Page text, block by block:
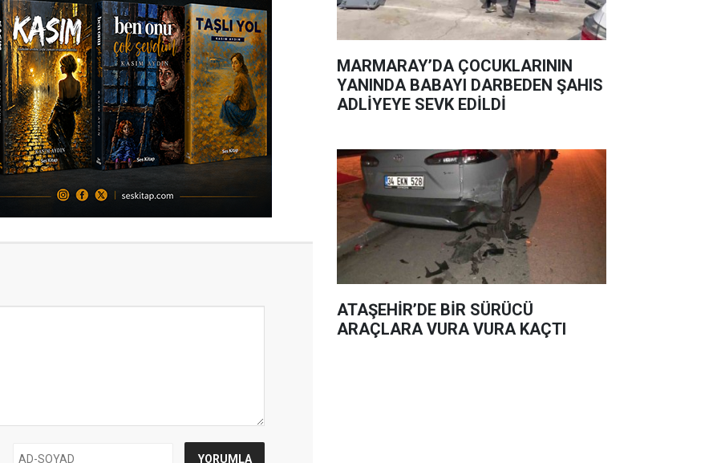
MARMARAY’DA ÇOCUKLARININ
YANINDA BABAYI DARBEDEN ŞAHIS
ADLİYEYE SEVK EDİLDİ
ATAŞEHİR’DE BİR SÜRÜCÜ
ARAÇLARA VURA VURA KAÇTI